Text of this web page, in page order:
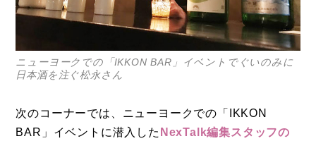
ニューヨークでの「IKKON BAR」イベントでぐいのみに
日本酒を注ぐ松永さん
次のコーナーでは、ニューヨークでの「IKKON
BAR」イベントに潜入した NexTalk編集スタッフの